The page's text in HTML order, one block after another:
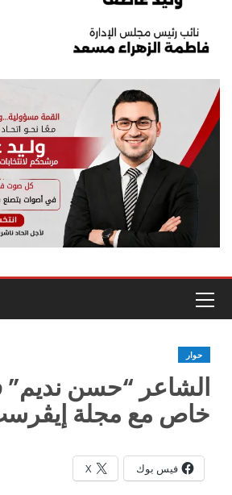
حوار
الشاعر “حسن نديم”
خاص مع مجلة
فيس بوك X